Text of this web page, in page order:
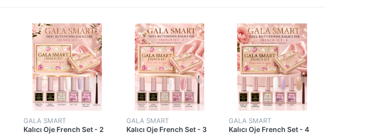
GALA SMART
Kalıcı Oje French Set - 2
GALA SMART
Kalıcı Oje French Set - 3
GALA SMART
Kalıcı Oje French Set - 4